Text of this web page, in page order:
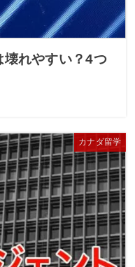
壊れやすい？4つ
カナダ留学